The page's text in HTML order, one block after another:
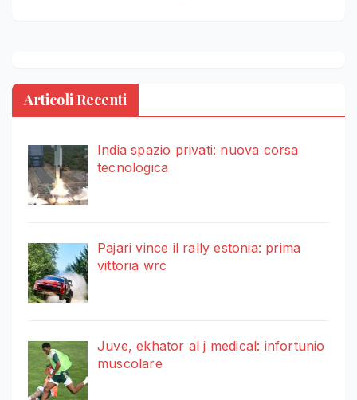
Articoli Recenti
India spazio privati: nuova corsa
tecnologica
Pajari vince il rally estonia: prima
vittoria wrc
Juve, ekhator al j medical: infortunio
muscolare